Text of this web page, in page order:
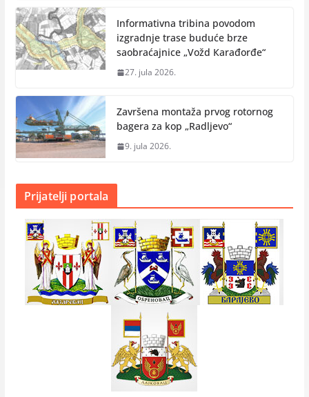
Informativna tribina povodom
izgradnje trase buduće brze
saobraćajnice „Vožd Кarađorđe“
27. jula 2026.
Završena montaža prvog rotornog
bagera za kop „Radlјevo“
9. jula 2026.
Prijatelji portala